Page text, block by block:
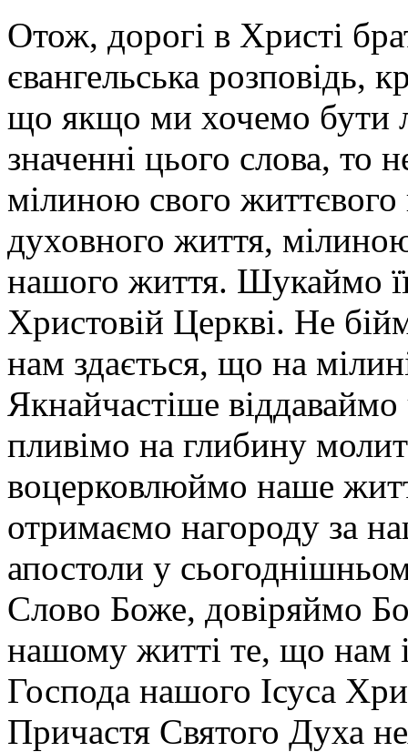
Отож, дорогі в Христі
євангельська розповідь,
що якщо ми хочемо бути
значенні цього слова, то
мілиною свого
духовного життя,
нашого життя. Шукаймо
Христовій Церкві. Не
нам здається, що на
Якнайчастіше
пливімо на глибину
воцерковлюймо наше
отримаємо нагороду за
апостоли у
Слово Боже, довіряймо
нашому житті те, що нам
Господа нашого Ісуса
Причастя Святого Духа